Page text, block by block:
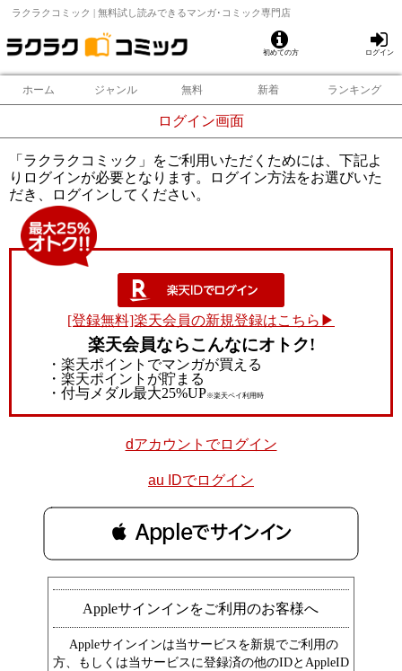
ラクラクコミック | 無料試し読みできるマンガ･コミック専門店
初めての方 ログイン
ホーム ジャンル 無料 新着 ランキング
ログイン画面
「ラクラクコミック」をご利用いただくためには、下記よ
りログインが必要となります。ログイン方法をお選びいた
だき、ログインしてください。
[登録無料]楽天会員の新規登録はこちら▶
楽天会員ならこんなにオトク!
・楽天ポイントでマンガが買える
・楽天ポイントが貯まる
・付与メダル最大25%UP※楽天ペイ利用時
dアカウントでログイン
au IDでログイン
 Appleでサインイン
Appleサインインをご利用のお客様へ
Appleサインインは当サービスを新規でご利用の
方、もしくは当サービスに登録済の他のIDとAppleID